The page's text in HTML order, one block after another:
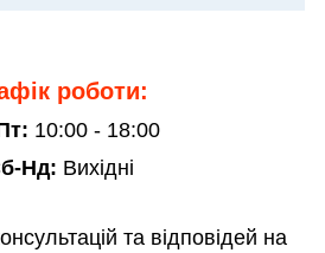
роботи:
10:00 - 18:00
Нд: Вихідні
та відповідей на